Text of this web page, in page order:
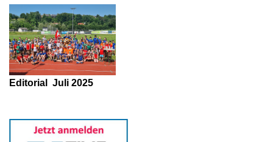
Editorial Juli 2025